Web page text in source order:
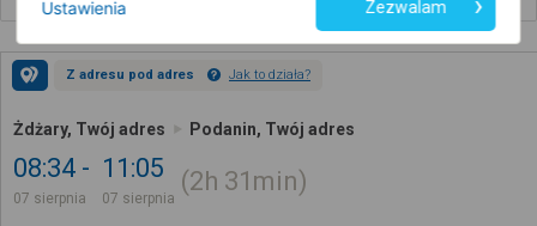
Z adresu pod adres Jak to działa?
Żdżary, Twój adres Podanin, Twój adres
08:34
07 sierpnia
11:05
07 sierpnia
2h 31min
Ustawienia Zezwalam